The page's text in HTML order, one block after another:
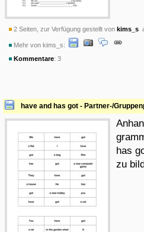
2 Seiten, zur Verfügung gestellt von kims_s
Mehr von kims_s:
Kommentare: 3
have and has got - Partner-/
has
zu